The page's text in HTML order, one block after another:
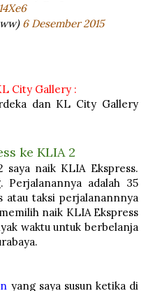
6 Desember 2015
City Gallery :
dan KL City Gallery
ke KLIA 2
naik KLIA Ekspress.
Perjalanannya adalah 35
atau taksi perjalanannnya
naik KLIA Ekspress
waktu untuk berbelanja
yang saya susun ketika di